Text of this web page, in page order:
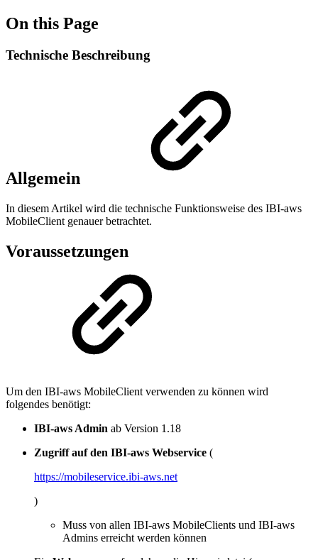
On this Page
Technische Beschreibung
Allgemein
In diesem Artikel wird die technische Funktionsweise des IBI-aws
MobileClient genauer betrachtet.
Voraussetzungen
Um den IBI-aws MobileClient verwenden zu können wird
folgendes benötigt:
IBI-aws Admin ab Version 1.18
Zugriff auf den IBI-aws Webservice (
https://mobileservice.ibi-aws.net
)
Muss von allen IBI-aws MobileClients und IBI-aws
Admins erreicht werden können